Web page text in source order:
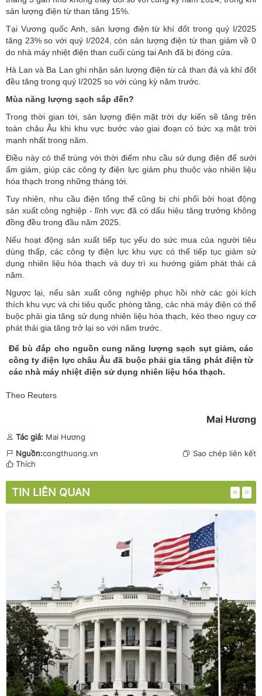
sản lượng điện từ than tăng 15%.
Tại Vương quốc Anh, sản lượng điện từ khí đốt trong quý I/2025
tăng 23% so với quý I/2024, còn sản lượng điện từ than giảm về 0
do nhà máy nhiệt điện than cuối cùng tại Anh đã bị đóng cửa.
Hà Lan và Ba Lan ghi nhận sản lượng điện từ cả than đá và khí đốt
đều tăng trong quý I/2025 so với cùng kỳ năm trước.
Mùa năng lượng sạch sắp đến?
Trong thời gian tới, sản lượng điện mặt trời dự kiến sẽ tăng trên
toàn châu Âu khi khu vực bước vào giai đoạn có bức xạ mặt trời
mạnh nhất trong năm.
Điều này có thể trùng với thời điểm nhu cầu sử dụng điện để sưởi
ấm giảm, giúp các công ty điện lực giảm phụ thuộc vào nhiên liệu
hóa thạch trong những tháng tới.
Tuy nhiên, nhu cầu điện tổng thể cũng bị chi phối bởi hoạt động
sản xuất công nghiệp - lĩnh vực đã có dấu hiệu tăng trưởng không
đồng đều trong đầu năm 2025.
Nếu hoạt động sản xuất tiếp tục yếu do sức mua của người tiêu
dùng thấp, các công ty điện lực khu vực có thể tiếp tục giảm sử
dụng nhiên liệu hóa thạch và duy trì xu hướng giảm phát thải cả
năm.
Ngược lại, nếu sản xuất công nghiệp phục hồi nhờ các gói kích
thích khu vực và chi tiêu quốc phòng tăng, các nhà máy điện có thể
buộc phải gia tăng sử dụng nhiên liệu hóa thạch, kéo theo nguy cơ
phát thải gia tăng trở lại so với năm trước.
Để bù đắp cho nguồn cung năng lượng sạch sụt giảm, các
công ty điện lực châu Âu đã buộc phải gia tăng phát điện từ
các nhà máy nhiệt điện sử dụng nhiên liệu hóa thạch.
Theo Reuters
Mai Hương
Tác giả: Mai Hương
Nguồn:congthuong.vn
Sao chép liên kết
Thích
TIN LIÊN QUAN